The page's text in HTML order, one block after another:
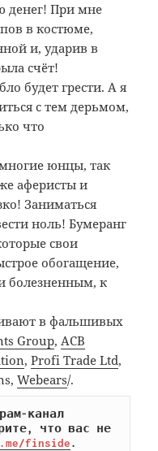
денег! При мне
в костюме,
и, ударив в
счёт!
будет грести. А я
с тем дерьмом,
что
юнцы, так
аферисты и
Заниматься
ноль! Бумеранг
свои
обогащение,
болезненным, к
в фальшивых
Group,ACB
,Profi Trade Ltd,
Webears/.
канал
что вас не
finside.